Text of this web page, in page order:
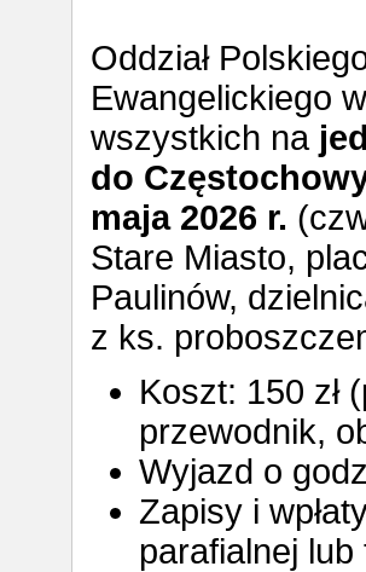
Oddział
Ewangelickiego
wszystkich na
do
maja 2026 r.
Stare Miasto,
Paulinów,
z ks.
Koszt: 150 zł
przewodnik,
Wyjazd o
Zapisy i
parafialnej